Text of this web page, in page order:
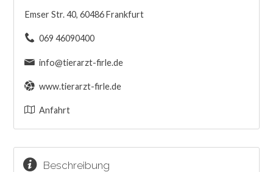
Emser Str. 40, 60486 Frankfurt
069 46090400
info@tierarzt-firle.de
www.tierarzt-firle.de
Anfahrt
Beschreibung